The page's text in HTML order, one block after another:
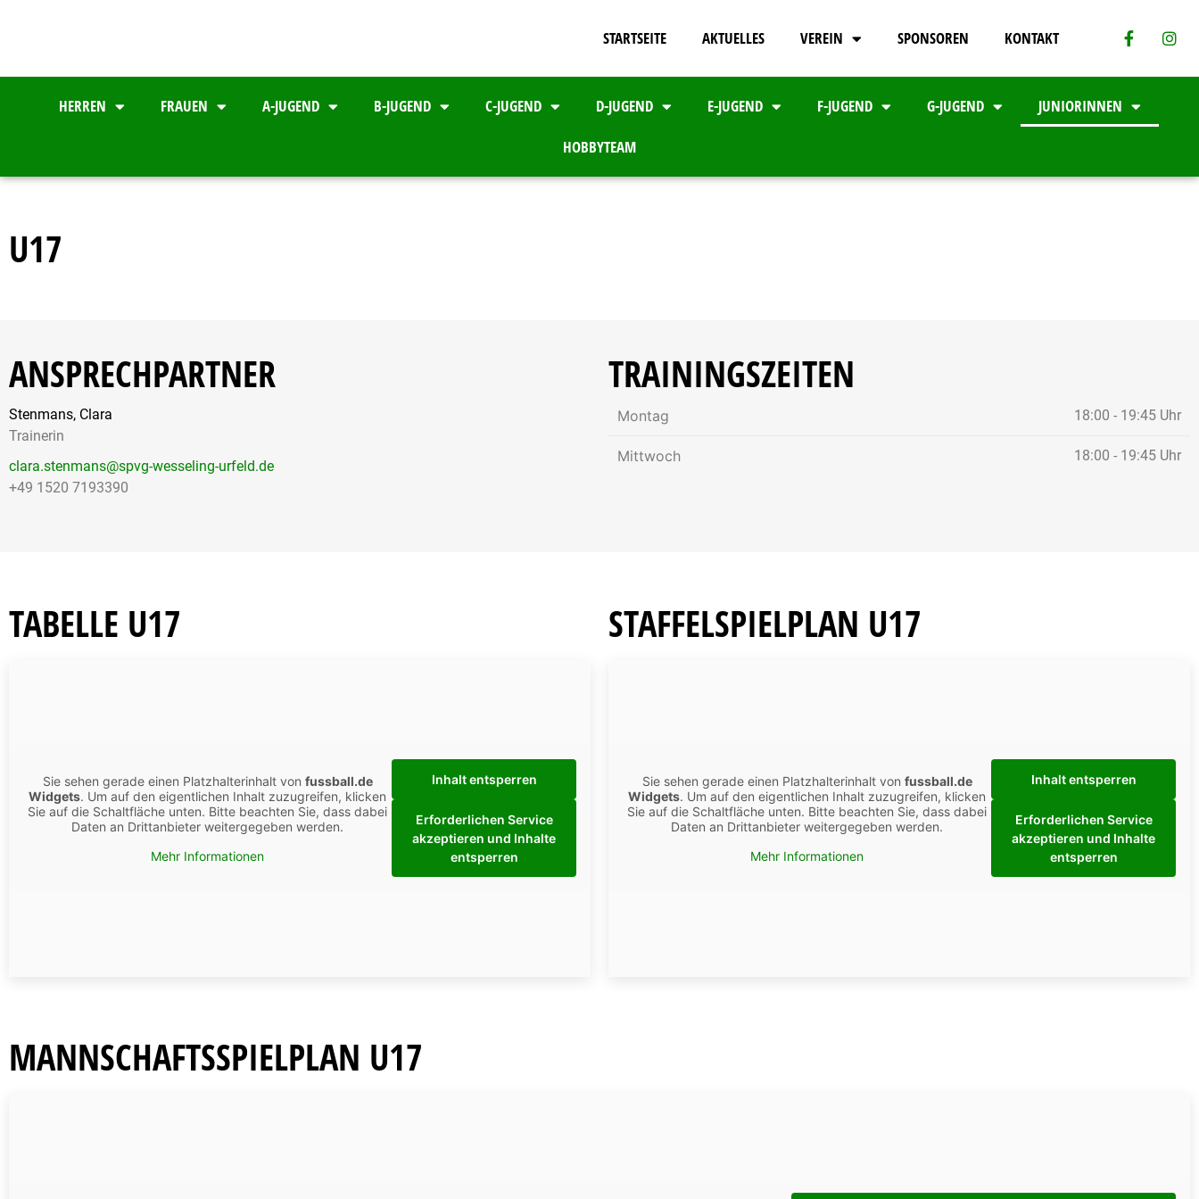
STARTSEITE AKTUELLES VEREIN SPONSOREN KONTAKT
HERREN FRAUEN A-JUGEND B-JUGEND C-JUGEND D-JUGEND E-JUGEND F-JUGEND G-JUGEND
JUNIORINNEN
HOBBYTEAM
U17
ANSPRECHPARTNER
Stenmans, Clara
Trainerin
clara.stenmans@spvg-wesseling-urfeld.de
+49 1520 7193390
Ermaya, Mustafa
mustafa.ermaya@spvg-wesseling-urfeld.de
TRAININGSZEITEN
Montag 18:00 - 19:45 Uhr
Mittwoch 18:00 - 19:45 Uhr
TABELLE U17
Sie sehen gerade einen Platzhalterinhalt von fussball.de
Widgets. Um auf den eigentlichen Inhalt zuzugreifen, klicken
Sie auf die Schaltfläche unten. Bitte beachten Sie, dass dabei
Daten an Drittanbieter weitergegeben werden.
Mehr Informationen
Inhalt entsperren
Erforderlichen Service
akzeptieren und Inhalte
entsperren
STAFFELSPIELPLAN U17
Sie sehen gerade einen Platzhalterinhalt von fussball.de
Widgets. Um auf den eigentlichen Inhalt zuzugreifen, klicken
Sie auf die Schaltfläche unten. Bitte beachten Sie, dass dabei
Daten an Drittanbieter weitergegeben werden.
Mehr Informationen
Inhalt entsperren
Erforderlichen Service
akzeptieren und Inhalte
entsperren
MANNSCHAFTSSPIELPLAN U17